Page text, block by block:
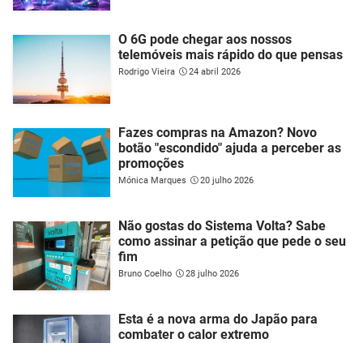
O 6G pode chegar aos nossos
telemóveis mais rápido do que pensas
Rodrigo Vieira 24 abril 2026
Fazes compras na Amazon? Novo
botão "escondido" ajuda a perceber as
promoções
Mónica Marques 20 julho 2026
Não gostas do Sistema Volta? Sabe
como assinar a petição que pede o seu
fim
Bruno Coelho 28 julho 2026
Esta é a nova arma do Japão para
combater o calor extremo